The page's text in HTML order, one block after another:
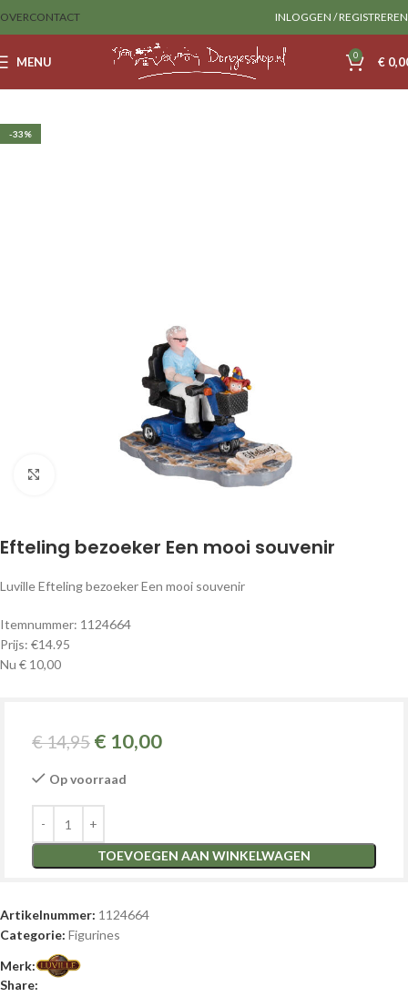
OVERCONTACT INLOGGEN / REGISTREREN
MENU 0 €
-33%
Klik om te vergroten
Efteling bezoeker Een mooi souvenir
Luville Efteling bezoeker Een mooi souvenir
Itemnummer: 1124664
Prijs: €14.95
Nu € 10,00
€14,95 € 10,00
Op voorraad
TOEVOEGEN AAN WINKELWAGEN
Artikelnummer: 1124664
Categorie: Figurines
Merk:
Share: